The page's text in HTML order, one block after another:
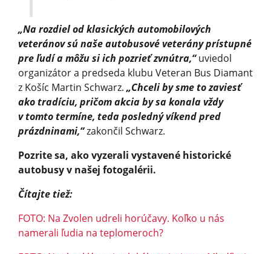
„Na rozdiel od klasických automobilových
veteránov sú naše autobusové veterány prístupné
pre ľudí a môžu si ich pozrieť zvnútra,“uviedol
organizátor a predseda klubu Veteran Bus Diamant
z Košíc Martin Schwarz. „Chceli by sme to zaviesť
ako tradíciu, pričom akcia by sa konala vždy
v tomto termíne, teda posledný víkend pred
prázdninami,“zakončil Schwarz.
Pozrite sa, ako vyzerali vystavené historické
autobusy v našej fotogalérii.
Čítajte tiež:
FOTO: Na Zvolen udreli horúčavy. Koľko u nás
namerali ľudia na teplomeroch?